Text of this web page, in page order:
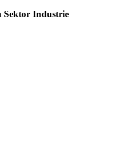
Sektor Industrie